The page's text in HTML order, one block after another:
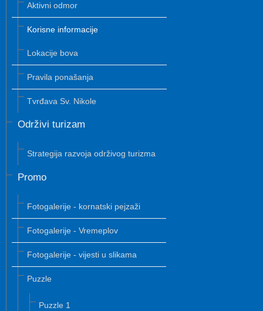
Aktivni odmor
Korisne informacije
Lokacije bova
Pravila ponašanja
Tvrđava Sv. Nikole
Održivi turizam
Strategija razvoja održivog turizma
Promo
Fotogalerije - kornatski pejzaži
Fotogalerije - Vremeplov
Fotogalerije - vijesti u slikama
Puzzle
Puzzle 1